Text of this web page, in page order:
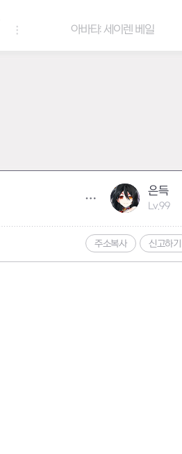
아바타: 세이렌 베일
은득
Lv.99
주소복사 신고하기